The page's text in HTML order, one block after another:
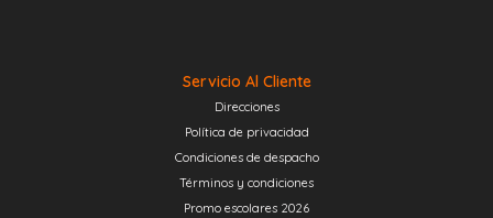
Servicio Al Cliente
Direcciones
Política de privacidad
Condiciones de despacho
Términos y condiciones
Promo escolares 2026